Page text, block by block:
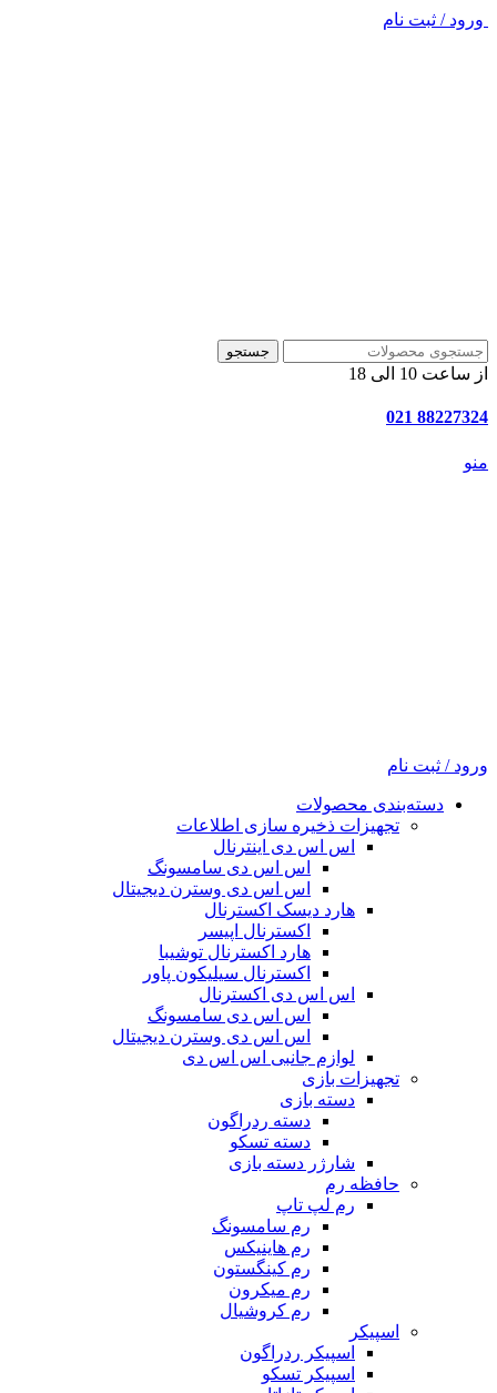
ورود / ثبت نام
جستجو
از ساعت 10 الی 18
88227324 021
منو
ورود / ثبت نام
دسته‌بندی محصولات
تجهیزات ذخیره سازی اطلاعات
اس اس دی اینترنال
اس اس دی سامسونگ
اس اس دی وسترن دیجیتال
هارد دیسک اکسترنال
اکسترنال اپیسر
هارد اکسترنال توشیبا
اکسترنال سیلیکون پاور
اس اس دی اکسترنال
اس اس دی سامسونگ
اس اس دی وسترن دیجیتال
لوازم جانبی اس اس دی
تجهیزات بازی
دسته بازی
دسته ردراگون
دسته تسکو
شارژر دسته بازی
حافظه رم
رم لپ تاپ
رم سامسونگ
رم هاینیکس
رم کینگستون
رم میکرون
رم کروشیال
اسپیکر
اسپیکر ردراگون
اسپیکر تسکو